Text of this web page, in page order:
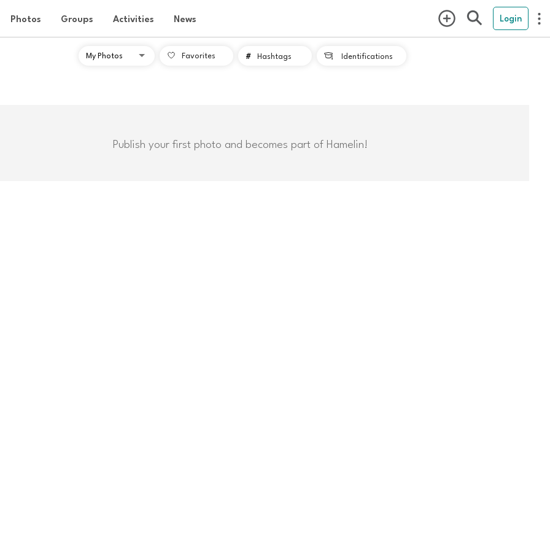
Photos Groups Activities News Login
Favorites # Hashtags  Identifications
Publish your first photo and becomes part of Hamelin!